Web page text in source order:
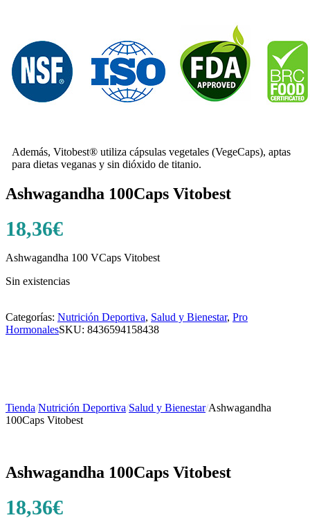
Además, Vitobest® utiliza cápsulas vegetales (VegeCaps), aptas
para dietas veganas y sin dióxido de titanio.
Ashwagandha 100Caps Vitobest
18,36€
Ashwagandha 100 VCaps Vitobest
Sin existencias
Categorías: Nutrición Deportiva, Salud y Bienestar, Pro
HormonalesSKU: 8436594158438
Tienda/Nutrición Deportiva/Salud y Bienestar/Ashwagandha
100Caps Vitobest
Ashwagandha 100Caps Vitobest
18,36€